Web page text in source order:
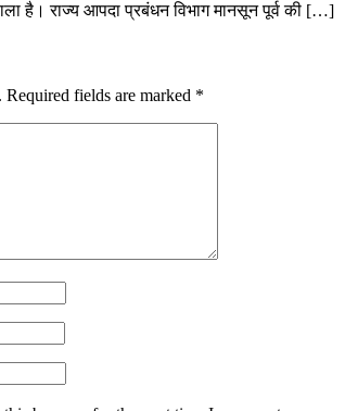
है। राज्य आपदा प्रबंधन विभाग मानसून पूर्व की […]
Required fields are marked *